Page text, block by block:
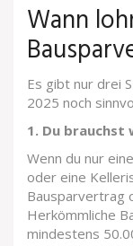
Wann
Es gibt nur drei
2025 noch
1. Du brauchst
Wenn du nur
oder eine
Bausparvertrag
Herkömmliche
mindestens